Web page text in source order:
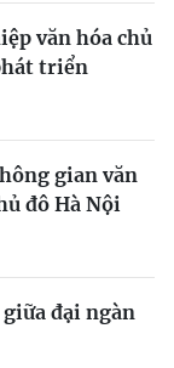
văn hóa chủ
triển
gian văn
đô Hà Nội
đại ngàn